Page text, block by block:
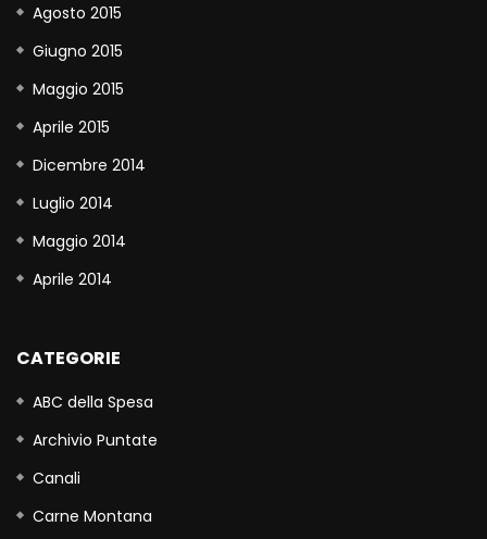
Agosto 2015
Giugno 2015
Maggio 2015
Aprile 2015
Dicembre 2014
Luglio 2014
Maggio 2014
Aprile 2014
CATEGORIE
ABC della Spesa
Archivio Puntate
Canali
Carne Montana